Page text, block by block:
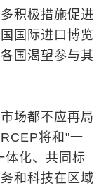
积极措施促进
国际进口博览
国渴望参与其
场都不应再局
将和"一
体化、共同标
和科技在区域